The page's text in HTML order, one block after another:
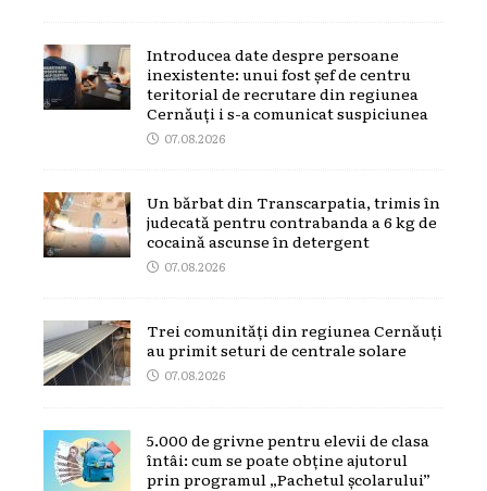
Introducea date despre persoane
inexistente: unui fost șef de centru
teritorial de recrutare din regiunea
Cernăuți i s-a comunicat suspiciunea
07.08.2026
Un bărbat din Transcarpatia, trimis în
judecată pentru contrabanda a 6 kg de
cocaină ascunse în detergent
07.08.2026
Trei comunități din regiunea Cernăuți
au primit seturi de centrale solare
07.08.2026
5.000 de grivne pentru elevii de clasa
întâi: cum se poate obține ajutorul
prin programul „Pachetul școlarului”